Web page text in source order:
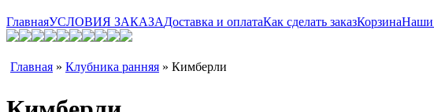
ГлавнаяУСЛОВИЯ ЗАКАЗАДоставка и оплатаКак сделать заказКорзинаНаши
Главная » Клубника ранняя » Кимберли